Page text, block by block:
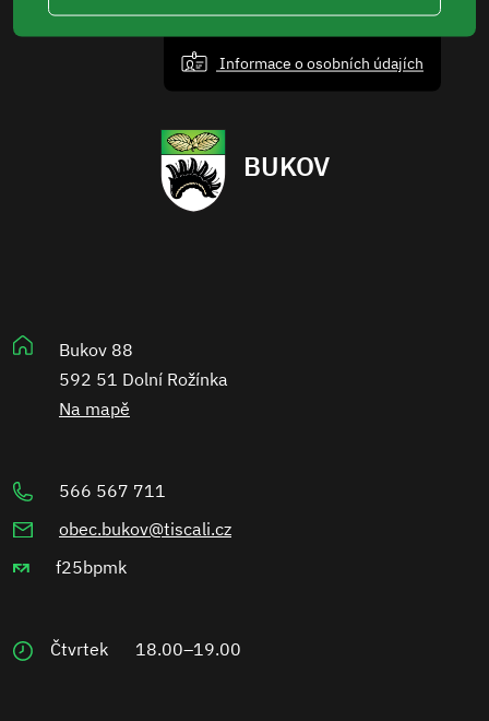
Informace o osobních údajích
BUKOV
Bukov 88
592 51 Dolní Rožínka
Na mapě
566 567 711
obec.bukov@tiscali.cz
f25bpmk
Čtvrtek 18.00–19.00